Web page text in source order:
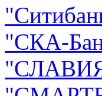
"
"СКА-
"